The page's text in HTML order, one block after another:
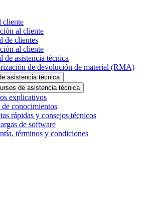
cliente
al cliente
de clientes
al cliente
de asistencia técnica
de devolución de material (RMA)
asistencia técnica
de asistencia técnica
explicativos
de conocimientos
rápidas y consejos técnicos
de software
términos y condiciones